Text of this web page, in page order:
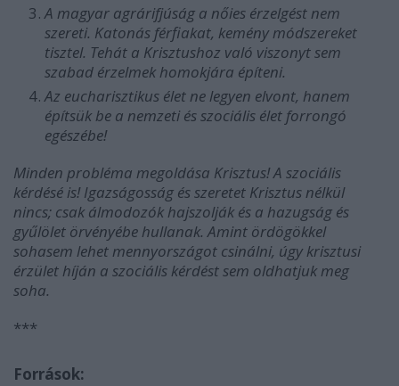
A magyar agrárifjúság a nőies érzelgést nem
szereti. Katonás férfiakat, kemény módszereket
tisztel. Tehát a Krisztushoz való viszonyt sem
szabad érzelmek homokjára építeni.
Az eucharisztikus élet ne legyen elvont, hanem
építsük be a nemzeti és szociális élet forrongó
egészébe!
Minden probléma megoldása Krisztus! A szociális
kérdésé is! Igazságosság és szeretet Krisztus nélkül
nincs; csak álmodozók hajszolják és a hazugság és
gyűlölet örvényébe hullanak. Amint ördögökkel
sohasem lehet mennyországot csinálni, úgy krisztusi
érzület híján a szociális kérdést sem oldhatjuk meg
soha.
***
Források: